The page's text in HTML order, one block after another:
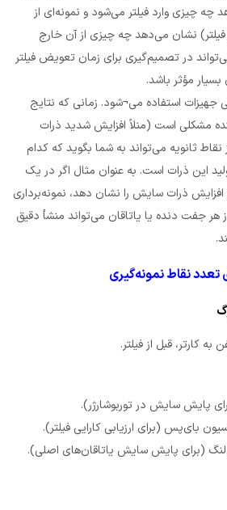
چه چیزی وارد فیلتر می‌شود و نمونه‌ای از
فیلتر) نشان می‌دهد چه چیزی از آن خارج
در تصمیم‌گیری برای زمان تعویض فیلتر
مؤثر باشد.
جهیزات استفاده می¬شود. زمانی که نتایج
مشکلی است (منلاً افزایش شدید ذرات
نقاط ثانویه می‌تواند به شما بگوید که کدام
این ذرات است. به عنوان مثال اگر در یک
افزایش ذرات سایش را نشان دهد، نمونه‌برداری
هر جفت دنده یا یاتاقان می‌تواند منشأ دقیق
کارتر، قبل از فیلتر.
پایش سایش در توربوشارژر).
بای‌پس (برای ارزیابی کارایی فیلتر).
(برای پایش سایش یاتاقان‌های اصلی).